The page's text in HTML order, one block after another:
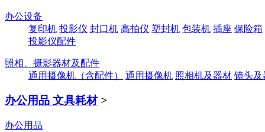
办公设备
复印机 投影仪 封口机 高拍仪 塑封机 包装机 插座 保险箱
投影仪配件
照相、摄影器材及配件
通用摄像机（含配件）
通用摄像机 照相机及器材 镜头及
办公用品 文具耗材 >
办公用品